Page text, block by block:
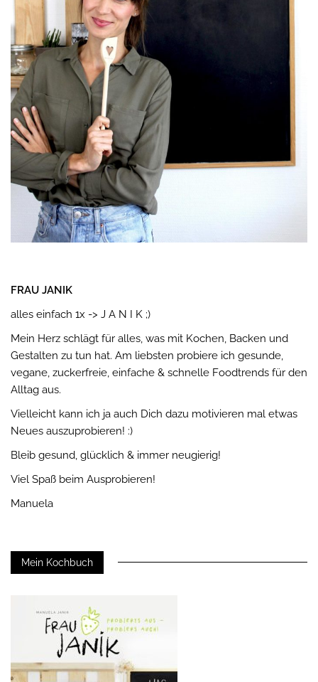
FRAU JANIK
alles einfach 1x -> J A N I K ;)
Mein Herz schlägt für alles, was mit Kochen, Backen und
Gestalten zu tun hat. Am liebsten probiere ich gesunde,
vegane, zuckerfreie, einfache & schnelle Foodtrends für den
Alltag aus.
Vielleicht kann ich ja auch Dich dazu motivieren mal etwas
Neues auszuprobieren! :)
Bleib gesund, glücklich & immer neugierig!
Viel Spaß beim Ausprobieren!
Manuela
Mein Kochbuch